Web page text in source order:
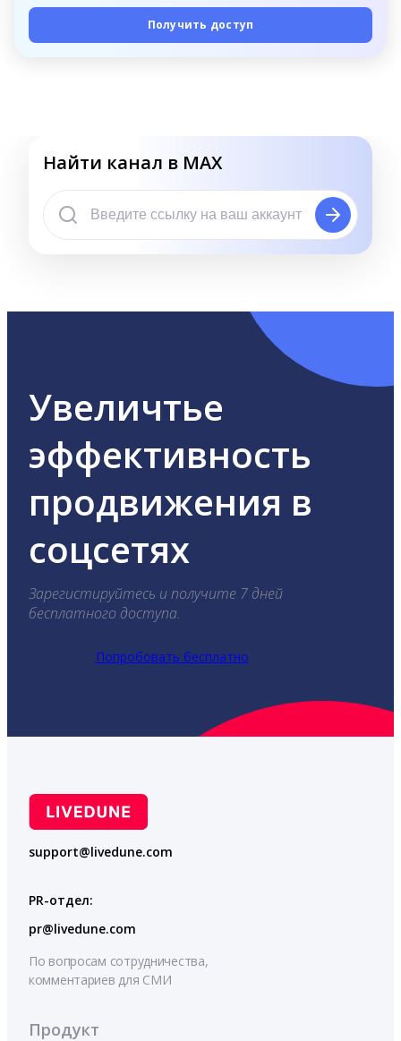
Получить доступ
Найти канал в MAX
Увеличтье
эффективность
продвижения в
соцсетях
Зарегистируйтесь и получите 7 дней
бесплатного доступа.
Попробовать бесплатно
support@livedune.com
PR-отдел:
pr@livedune.com
По вопросам сотрудничества,
комментариев для СМИ
Продукт